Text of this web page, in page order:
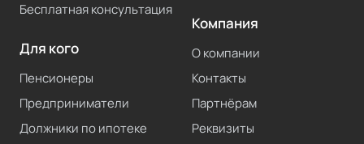
Бесплатная консультация
Для кого
Пенсионеры
Предприниматели
Должники по ипотеке
Компания
О компании
Контакты
Партнёрам
Реквизиты